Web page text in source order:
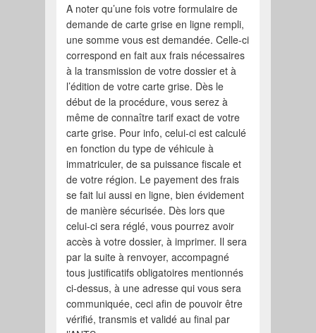
A noter qu’une fois votre formulaire de
demande de carte grise en ligne rempli,
une somme vous est demandée. Celle-ci
correspond en fait aux frais nécessaires
à la transmission de votre dossier et à
l’édition de votre carte grise. Dès le
début de la procédure, vous serez à
même de connaître tarif exact de votre
carte grise. Pour info, celui-ci est calculé
en fonction du type de véhicule à
immatriculer, de sa puissance fiscale et
de votre région. Le payement des frais
se fait lui aussi en ligne, bien évidement
de manière sécurisée. Dès lors que
celui-ci sera réglé, vous pourrez avoir
accès à votre dossier, à imprimer. Il sera
par la suite à renvoyer, accompagné
tous justificatifs obligatoires mentionnés
ci-dessus, à une adresse qui vous sera
communiquée, ceci afin de pouvoir être
vérifié, transmis et validé au final par